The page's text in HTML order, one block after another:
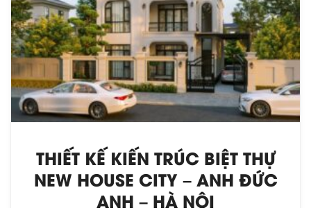
THIẾT KẾ KIẾN TRÚC BIỆT THỰ
NEW HOUSE CITY – ANH ĐỨC
ANH – HÀ NỘI